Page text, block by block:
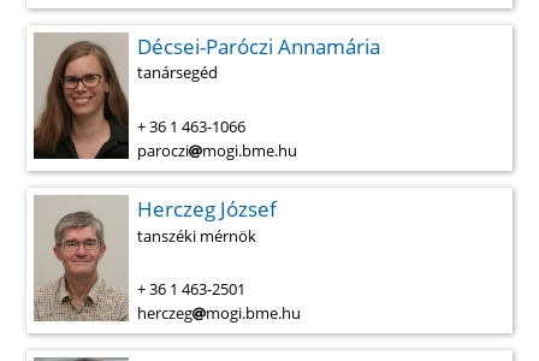
Décsei-Paróczi Annamária
tanársegéd
+ 36 1 463-1066
paroczi
mogi.bme.hu
Herczeg József
tanszéki mérnök
+ 36 1 463-2501
herczeg
mogi.bme.hu